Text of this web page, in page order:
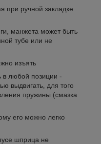
при ручной закладке
манжета может быть
тубе или не
изъять
в любой позиции -
выдвигать, для того
пружины (смазка
его можно легко
шприца не